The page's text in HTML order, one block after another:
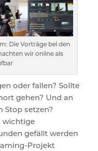
Die Vorträge bei den
wir online als
oder fallen? Sollte
gehen? Und an
Stop setzen?
wichtige
gefällt werden
Projekt